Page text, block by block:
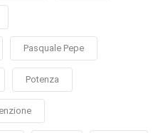
Pasquale Pepe
Potenza